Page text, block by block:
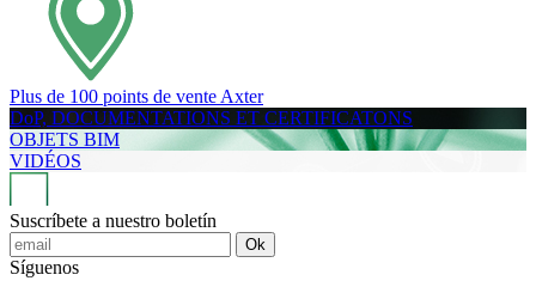
Plus de 100 points de vente Axter
DoP, DOCUMENTATIONS ET CERTIFICATONS
OBJETS BIM
VIDÉOS
Suscríbete a nuestro boletín
Ok
Síguenos